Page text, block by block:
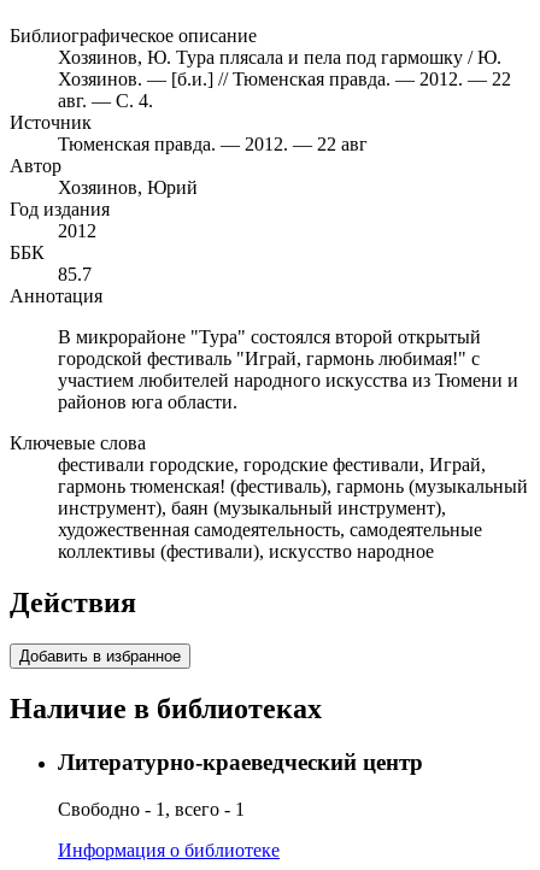
Библиографическое описание
Хозяинов, Ю. Тура плясала и пела под гармошку / Ю.
Хозяинов. — [б.и.] // Тюменская правда. — 2012. — 22
авг. — С. 4.
Источник
Тюменская правда. — 2012. — 22 авг
Автор
Хозяинов, Юрий
Год издания
2012
ББК
85.7
Аннотация
В микрорайоне "Тура" состоялся второй открытый
городской фестиваль "Играй, гармонь любимая!" с
участием любителей народного искусства из Тюмени и
районов юга области.
Ключевые слова
фестивали городские, городские фестивали, Играй,
гармонь тюменская! (фестиваль), гармонь (музыкальный
инструмент), баян (музыкальный инструмент),
художественная самодеятельность, самодеятельные
коллективы (фестивали), искусство народное
Действия
Добавить в избранное
Наличие в библиотеках
Литературно-краеведческий центр
Свободно - 1, всего - 1
Информация о библиотеке